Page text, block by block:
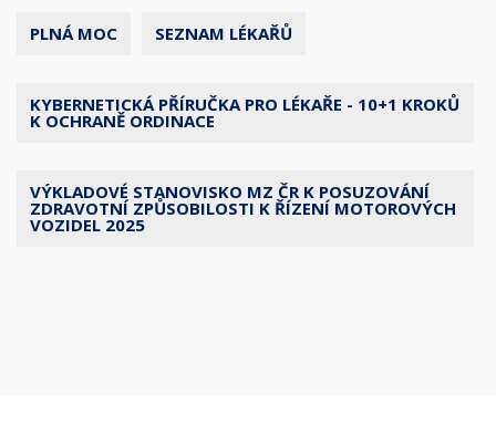
PLNÁ MOC SEZNAM LÉKAŘŮ
KYBERNETICKÁ PŘÍRUČKA PRO LÉKAŘE - 10+1 KROKŮ
K OCHRANĚ ORDINACE
VÝKLADOVÉ STANOVISKO MZ ČR K POSUZOVÁNÍ
ZDRAVOTNÍ ZPŮSOBILOSTI K ŘÍZENÍ MOTOROVÝCH
VOZIDEL 2025